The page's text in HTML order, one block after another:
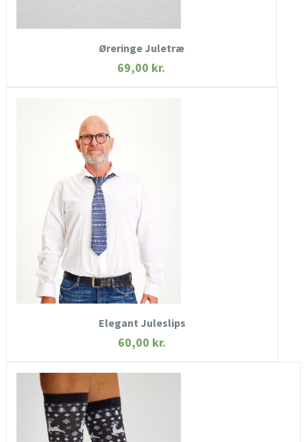
Øreringe Juletræ
69,00 kr.
HURTIGT KIG
KØB NU
Elegant Juleslips
60,00 kr.
HURTIGT KIG